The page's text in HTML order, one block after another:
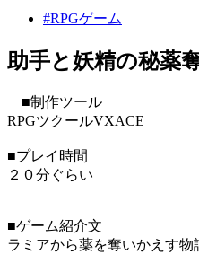
#RPGゲーム
助手と妖精の秘薬
■制作ツール
RPGツクールVXACE
■プレイ時間
２０分ぐらい
■ゲーム紹介文
ラミアから薬を奪いかえす物